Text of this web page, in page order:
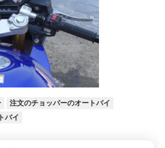
注文のチョッパーのオートバイ
バイ